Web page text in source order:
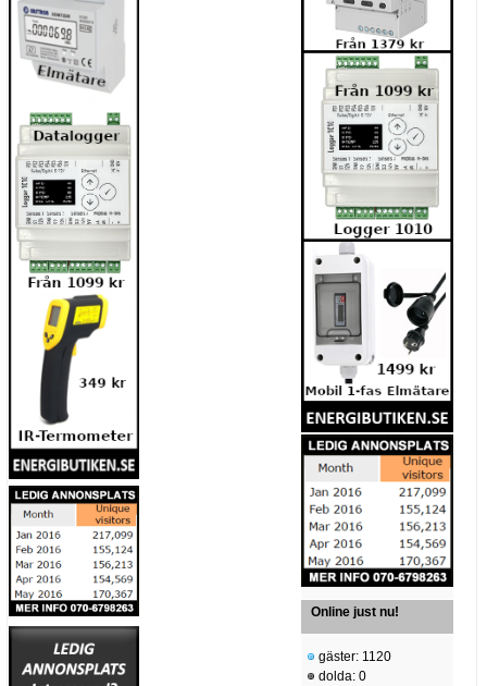
Online just nu!
gäster: 1120
dolda: 0